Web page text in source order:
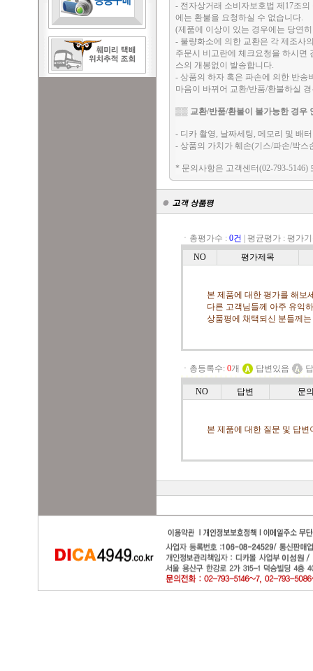
- 전자상거래 소비자보호법 제17조
에는 환불을 요청하실 수 없습니다.
(제품에 이상이 있는 경우에는 당연
- 불량화소에 의한 교환은 각 제조사
주문시 비고란에 체크요청을 하시면
스의 개봉없이 발송합니다.
- 상품의 하자 혹은 파손에 의한 반송
마음이 바뀌어 교환/반품/환불하실
▒▒ 교환/반품/환불이 불가능한 경우
- 디카 촬영, 날짜세팅, 메모리 및 배
- 상품의 가치가 훼손(기스/파손/박
* 문의사항은 고객센터(02-793-5146)
ㆍ총평가수 : 0건 평균평가 : 평가
NO
평가제목
본 제품에 대한 평가를 해보
다른 고객님들께 아주 유익
상품평에 채택되신 분들께
ㆍ총등록수: 0개 답변있음
NO 답변 문
본 제품에 대한 질문 및 답